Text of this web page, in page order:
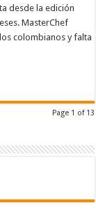
desde la edición
MasterChef
colombianos y falta
Page 1 of 13